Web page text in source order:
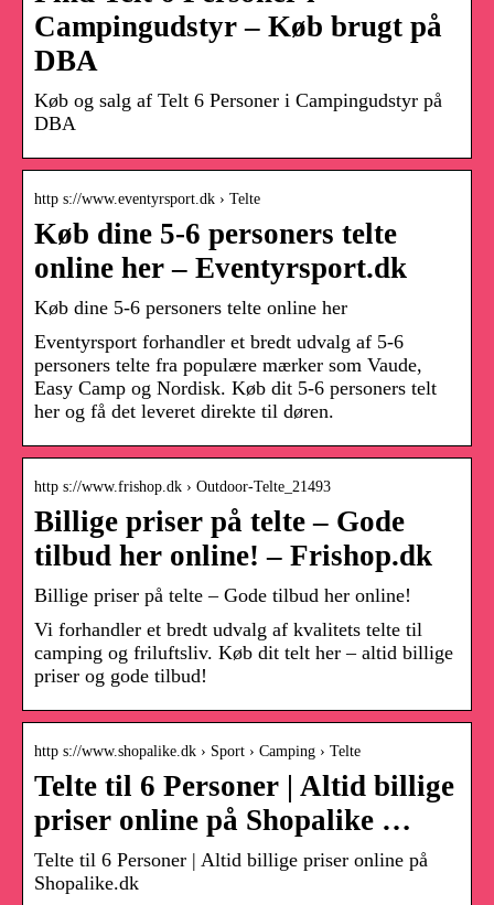
Campingudstyr – Køb brugt på
DBA
Køb og salg af Telt 6 Personer i Campingudstyr på
DBA
http s://www.eventyrsport.dk › Telte
Køb dine 5-6 personers telte
online her – Eventyrsport.dk
Køb dine 5-6 personers telte online her
Eventyrsport forhandler et bredt udvalg af 5-6
personers telte fra populære mærker som Vaude,
Easy Camp og Nordisk. Køb dit 5-6 personers telt
her og få det leveret direkte til døren.
http s://www.frishop.dk › Outdoor-Telte_21493
Billige priser på telte – Gode
tilbud her online! – Frishop.dk
Billige priser på telte – Gode tilbud her online!
Vi forhandler et bredt udvalg af kvalitets telte til
camping og friluftsliv. Køb dit telt her – altid billige
priser og gode tilbud!
http s://www.shopalike.dk › Sport › Camping › Telte
Telte til 6 Personer | Altid billige
priser online på Shopalike …
Telte til 6 Personer | Altid billige priser online på
Shopalike.dk